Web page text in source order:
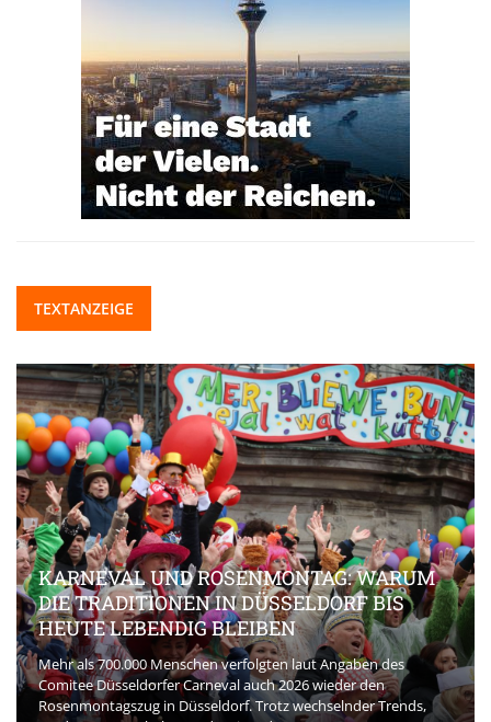
TEXTANZEIGE
BEAUTY-INNOVATIONEN, DIE DEN MARKT
AKTUELL PRÄGEN
Die Beauty-Branche entwickelt sich rasant. Und neue Kosmetik
spielt eine zentrale Rolle bei der Veränderung der Erwartungen